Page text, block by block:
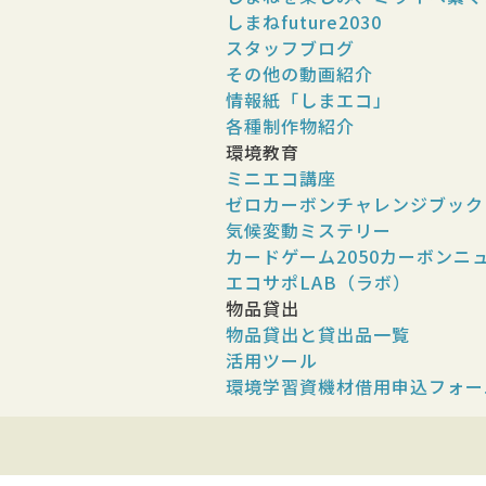
しまねfuture2030
スタッフブログ
その他の動画紹介
情報紙「しまエコ」
各種制作物紹介
環境教育
ミニエコ講座
ゼロカーボンチャレンジブック
気候変動ミステリー
カードゲーム2050カーボンニ
エコサポLAB（ラボ）
物品貸出
物品貸出と貸出品一覧
活用ツール
環境学習資機材借用申込フォ